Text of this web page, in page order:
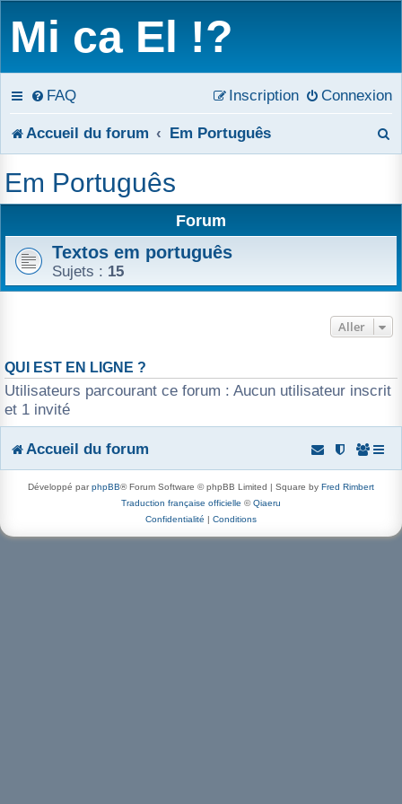
Mi ca El !?
FAQ Connexion
Inscription
Accueil du forum Em Português
r
r
Em Português
Forum
Textos em português
Sujets : 15
Aller
QUI EST EN LIGNE ?
Utilisateurs parcourant ce forum : Aucun utilisateur inscrit
et 1 invité
Accueil du forum
Développé parphpBB® Forum Software © phpBB Limited | Square by Fred Rimbert
Traduction française officielle ©Qiaeru
Confidentialité | Conditions